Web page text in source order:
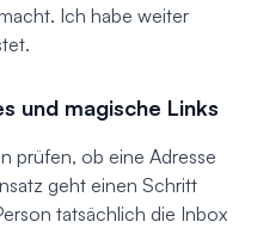
Ich habe weiter
und magische Links
prüfen, ob eine Adresse
geht einen Schritt
tatsächlich die Inbox